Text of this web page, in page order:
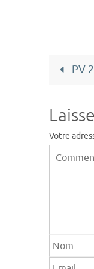
PV
Votre